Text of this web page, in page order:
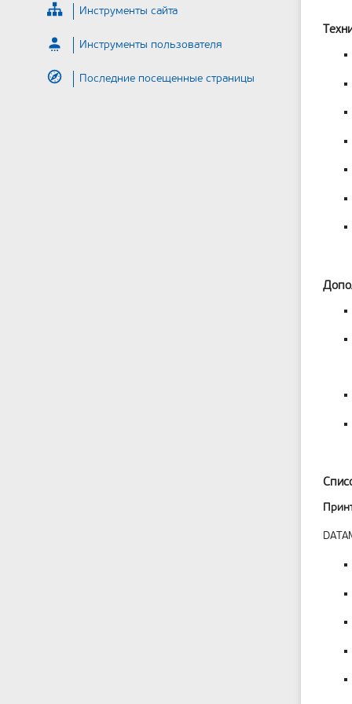
Инструменты сайта
Инструменты пользователя
Последние посещенные страницы